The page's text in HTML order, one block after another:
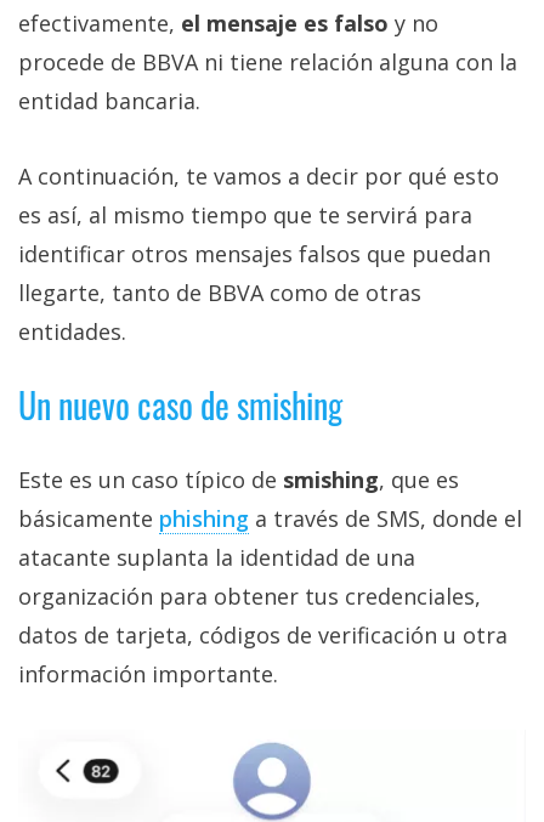
efectivamente, el mensaje es falso y no
procede de BBVA ni tiene relación alguna con la
entidad bancaria.
A continuación, te vamos a decir por qué esto
es así, al mismo tiempo que te servirá para
identificar otros mensajes falsos que puedan
llegarte, tanto de BBVA como de otras
entidades.
Un nuevo caso de smishing
Este es un caso típico de smishing, que es
básicamente phishing‎ a través de SMS, donde el
atacante suplanta la identidad de una
organización para obtener tus credenciales,
datos de tarjeta, códigos de verificación u otra
información importante.